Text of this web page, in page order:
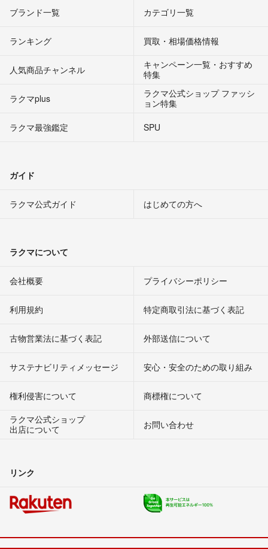
ブランド一覧 カテゴリ一覧
ランキング 買取・相場価格情報
人気商品チャンネル
キャンペーン一覧・おすすめ
特集
ラクマplus
ラクマ公式ショップ ファッシ
ョン特集
ラクマ最強鑑定
SPU
ガイド
ラクマ公式ガイド はじめての方へ
ラクマについて
会社概要 プライバシーポリシー
利用規約 特定商取引法に基づく表記
古物営業法に基づく表記 外部送信について
サステナビリティメッセージ 安心・安全のための取り組み
権利侵害について
商標権について
ラクマ公式ショップ
出店について
お問い合わせ
リンク